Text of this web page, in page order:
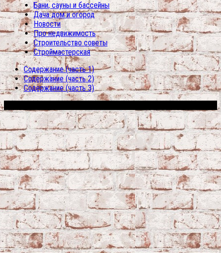
Бани, сауны и бассейны
Дача дом и огород
Новости
Про недвижимость
Строительство советы
Строймастерская
Содержание (часть 1)
Содержание (часть 2)
Содержание (часть 3)